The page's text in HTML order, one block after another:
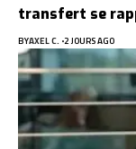
transfert se
BYAXEL C. 2 JOURS AGO